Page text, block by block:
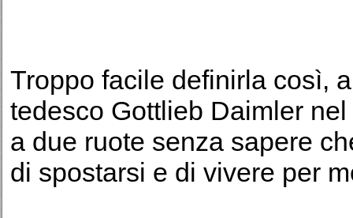
Troppo facile definirla così,
tedesco Gottlieb Daimler
a due ruote senza sapere
di spostarsi e di vivere per